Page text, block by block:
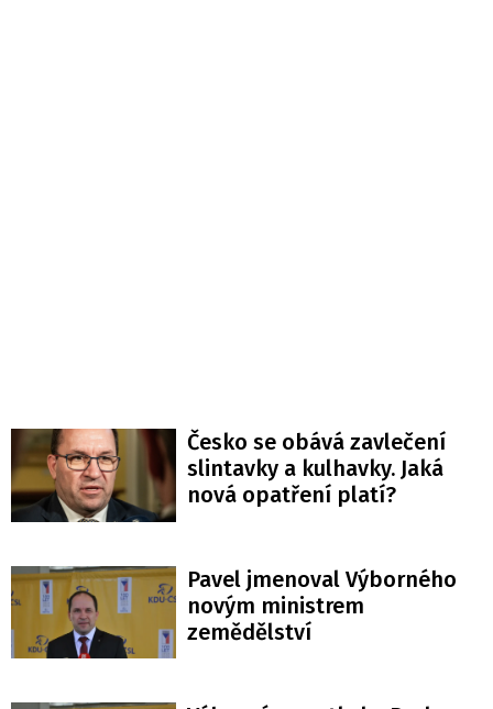
Česko se obává zavlečení
slintavky a kulhavky. Jaká
nová opatření platí?
Pavel jmenoval Výborného
novým ministrem
zemědělství